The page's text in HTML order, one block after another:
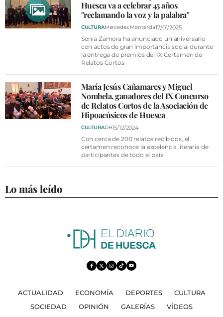
Huesca va a celebrar 45 años
"reclamando la voz y la palabra"
CULTURAMercedes Manterola17/01/2025
Sonia Zamora ha anunciado un aniversario
con actos de gran importancia social durante
la entrega de premios del IX Certamen de
Relatos Cortos
María Jesús Cañamares y Miguel
Nombela, ganadores del IX Concurso
de Relatos Cortos de la Asociación de
Hipoacúsicos de Huesca
CULTURADH15/12/2024
Con cerca de 200 relatos recibidos, el
certamen reconoce la excelencia literaria de
participantes de todo el país
Lo más leído
ACTUALIDAD ECONOMÍA DEPORTES
CULTURA
SOCIEDAD
OPINIÓN GALERÍAS
VÍDEOS